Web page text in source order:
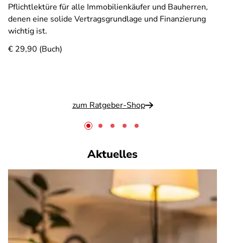
Pflichtlektüre für alle Immobilienkäufer und Bauherren,
denen eine solide Vertragsgrundlage und Finanzierung
wichtig ist.
€ 29,90 (Buch)
zum Ratgeber-Shop
Aktuelles